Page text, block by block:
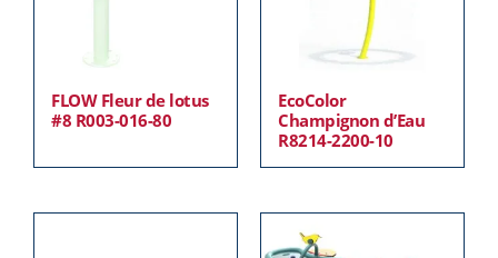
FLOW Fleur de lotus
#8 R003-016-80
EcoColor
Champignon d’Eau
R8214-2200-10